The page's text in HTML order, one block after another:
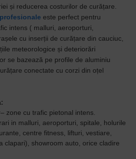
și reducerea costurilor de curățare.
este perfect pentru
intens ( malluri, aeroporturi,
cu inserții de curățare din cauciuc,
meteorologice și deteriorări
se bazează pe profile de aluminiu
conectate cu corzi din oțel
zone cu trafic pietonal intens.
in malluri, aeroporturi, spitale, holurile
centre fitness, lifturi, vestiare,
clapari), showroom auto, orice cladire